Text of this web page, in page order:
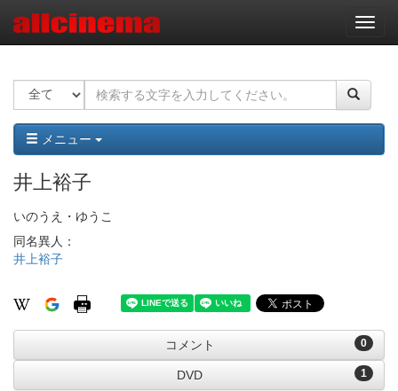
ナ
ビ
ー
ョ
ン
メニュー
井上裕子
いのうえ・ゆうこ
同名異人：
井上裕子
0
コメント
1
DVD